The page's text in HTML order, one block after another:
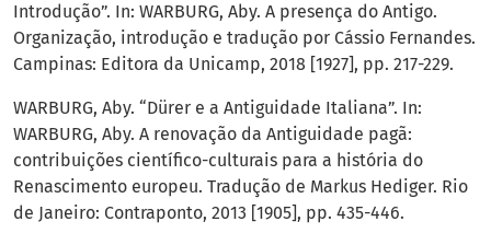
Introdução”. In: WARBURG, Aby. A presença do Antigo.
Organização, introdução e tradução por Cássio Fernandes.
Campinas: Editora da Unicamp, 2018 [1927], pp. 217-229.
WARBURG, Aby. “Dürer e a Antiguidade Italiana”. In:
WARBURG, Aby. A renovação da Antiguidade pagã:
contribuições científico-culturais para a história do
Renascimento europeu. Tradução de Markus Hediger. Rio
de Janeiro: Contraponto, 2013 [1905], pp. 435-446.